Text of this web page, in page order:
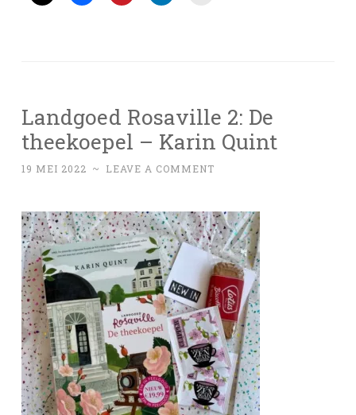
Landgoed Rosaville 2: De
theekoepel – Karin Quint
19 MEI 2022 ~ LEAVE A COMMENT